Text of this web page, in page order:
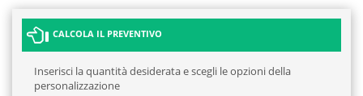
CALCOLA IL PREVENTIVO
Inserisci la quantità desiderata e scegli le opzioni della
personalizzazione